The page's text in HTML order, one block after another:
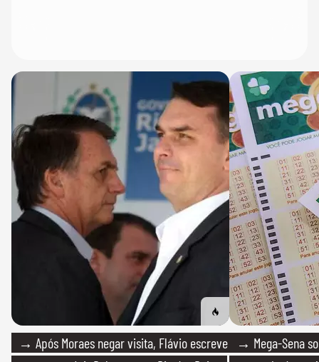
→ Após Moraes negar visita, Flávio escreve
→ Mega-Sena